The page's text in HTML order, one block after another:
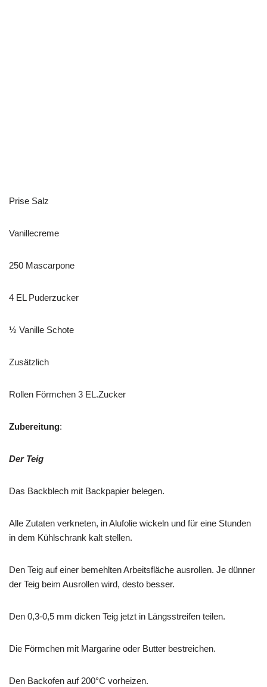
Prise Salz
Vanillecreme
250 Mascarpone
4 EL Puderzucker
½ Vanille Schote
Zusätzlich
Rollen Förmchen 3 EL.Zucker
Zubereitung:
Der Teig
Das Backblech mit Backpapier belegen.
Alle Zutaten verkneten, in Alufolie wickeln und für eine Stunden
in dem Kühlschrank kalt stellen.
Den Teig auf einer bemehlten Arbeitsfläche ausrollen. Je dünner
der Teig beim Ausrollen wird, desto besser.
Den 0,3-0,5 mm dicken Teig jetzt in Längsstreifen teilen.
Die Förmchen mit Margarine oder Butter bestreichen.
Den Backofen auf 200°C vorheizen.